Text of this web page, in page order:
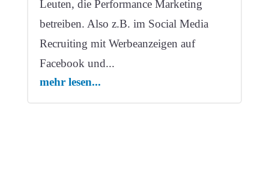
Leuten, die Performance Marketing
betreiben. Also z.B. im Social Media
Recruiting mit Werbeanzeigen auf
Facebook und...
mehr lesen...